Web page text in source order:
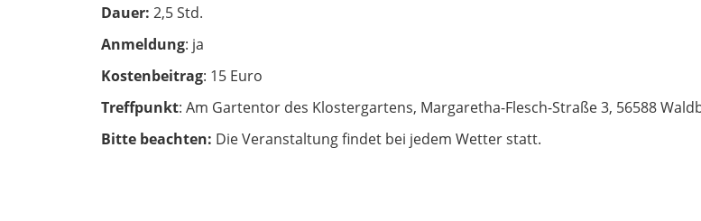
Dauer: 2,5 Std.
Anmeldung: ja
Kostenbeitrag: 15 Euro
Treffpunkt: Am Gartentor des Klostergartens, Margaretha-Flesch-Straße 3, 56588
Bitte beachten: Die Veranstaltung findet bei jedem Wetter statt.